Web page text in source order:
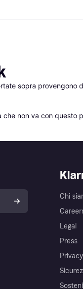
sopra provengono
che non va con questo
Chi
Legal
Press
Privacy